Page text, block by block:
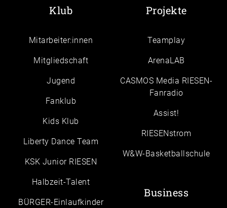
Klub
Mitarbeiter:innen
Mitgliedschaft
Jugend
Fanklub
Kids Klub
Liberty Dance Team
KSK Junior RIESEN
Halbzeit-Talent
BÜRGER-Einlaufkinder
Projekte
Teamplay
ArenaLAB
CASMOS Media RIESEN-
Fanradio
Assist!
RIESENstrom
W&W-Basketballschule
Business